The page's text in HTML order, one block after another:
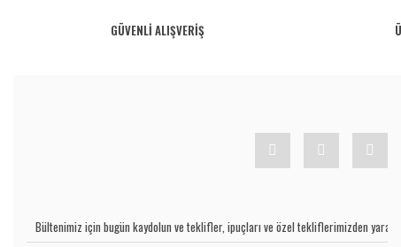
Ürün resmi kalitesiz, bozuk veya görüntülenemiyor.
GÜVENLİ ALIŞVERİŞ